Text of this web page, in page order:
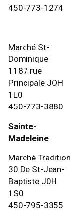
450-773-1274
Marché St-
Dominique
1187 rue
Principale JOH
1L0
450-773-3880
Sainte-
Madeleine
Marché Tradition
30 De St-Jean-
Baptiste J0H
1S0
450-795-3355